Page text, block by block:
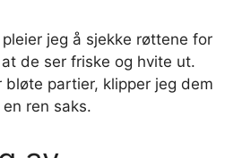
jeg å sjekke røttene for
de ser friske og hvite ut.
bløte partier, klipper jeg dem
ren saks.